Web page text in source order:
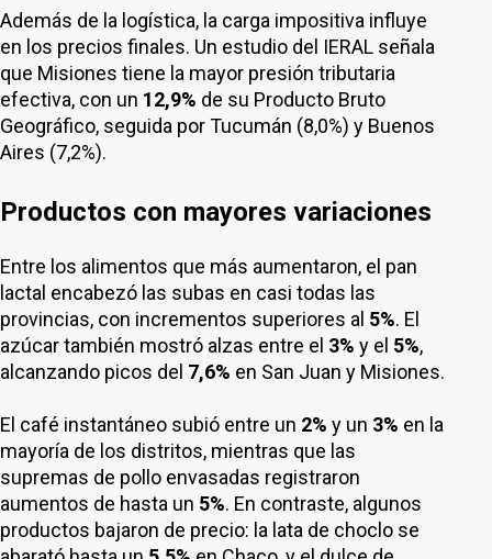
Además de la logística, la carga impositiva influye
en los precios finales. Un estudio del IERAL señala
que Misiones tiene la mayor presión tributaria
efectiva, con un 12,9% de su Producto Bruto
Geográfico, seguida por Tucumán (8,0%) y Buenos
Aires (7,2%).
Productos con mayores variaciones
Entre los alimentos que más aumentaron, el pan
lactal encabezó las subas en casi todas las
provincias, con incrementos superiores al 5%. El
azúcar también mostró alzas entre el 3% y el 5%,
alcanzando picos del 7,6% en San Juan y Misiones.
El café instantáneo subió entre un 2% y un 3% en la
mayoría de los distritos, mientras que las
supremas de pollo envasadas registraron
aumentos de hasta un 5%. En contraste, algunos
productos bajaron de precio: la lata de choclo se